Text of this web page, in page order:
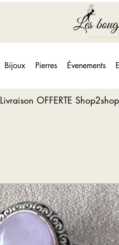
Bijoux Pierres Évenements
Livraison OFFERTE